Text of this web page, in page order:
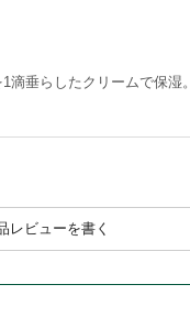
垂らしたクリームで保湿。
レビューを書く